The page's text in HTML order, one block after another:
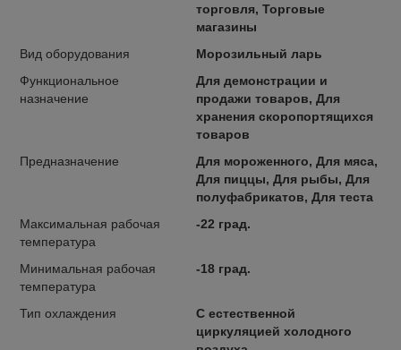
торговля, Торговые
магазины
Вид оборудования
Морозильный ларь
Функциональное
назначение
Для демонстрации и
продажи товаров, Для
хранения скоропортящихся
товаров
Предназначение
Для мороженного, Для мяса,
Для пиццы, Для рыбы, Для
полуфабрикатов, Для теста
Максимальная рабочая
температура
-22 град.
Минимальная рабочая
температура
-18 град.
Тип охлаждения
С естественной
циркуляцией холодного